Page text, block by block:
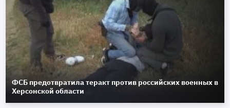
ФСБ предотвратила теракт против российских военных в
Херсонской области